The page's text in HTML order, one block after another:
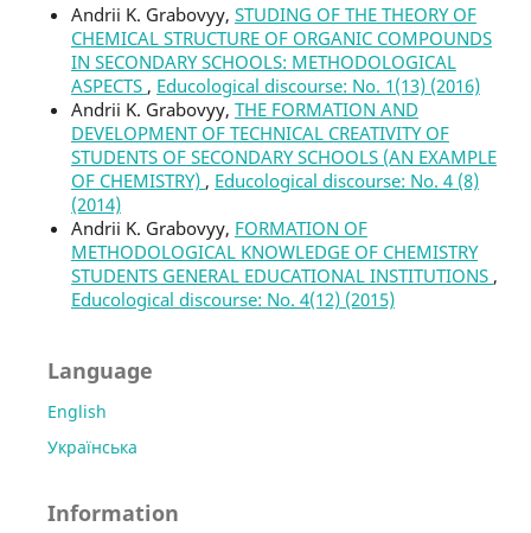
Andrii K. Grabovyy, STUDING OF THE THEORY OF
CHEMICAL STRUCTURE OF ORGANIC COMPOUNDS
IN SECONDARY SCHOOLS: METHODOLOGICAL
ASPECTS , Educological discourse: No. 1(13) (2016)
Andrii K. Grabovyy, THE FORMATION AND
DEVELOPMENT OF TECHNICAL CREATIVITY OF
STUDENTS OF SECONDARY SCHOOLS (AN EXAMPLE
OF CHEMISTRY) , Educological discourse: No. 4 (8)
(2014)
Andrii K. Grabovyy, FORMATION OF
METHODOLOGICAL KNOWLEDGE OF CHEMISTRY
STUDENTS GENERAL EDUCATIONAL INSTITUTIONS ,
Educological discourse: No. 4(12) (2015)
Language
English
Українська
Information